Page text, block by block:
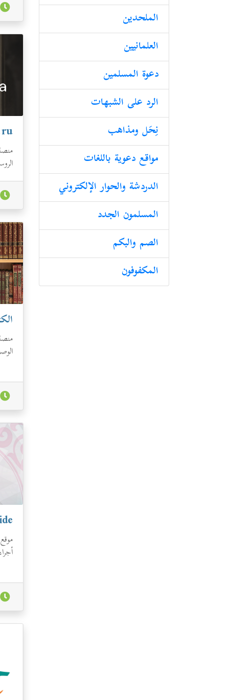
الملحدین
العلمانیین
دعوة المسلمين
الرد على الشبهات
نِحَل ومذاهب
مواقع دعوية باللغات
الدردشة والحوار الإلكتروني
المسلمون الجدد
الصم والبكم
المكفوفون